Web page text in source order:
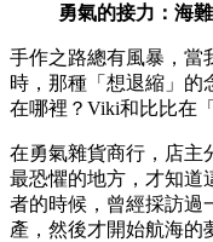
勇氣的接力：海
手作之路總有風暴，當
時，那種「想退縮」的
在哪裡？Viki和比比在
在勇氣雜貨商行，店主
最恐懼的地方，才知道
者的時候，曾經採訪過
產，然後才開始航海的